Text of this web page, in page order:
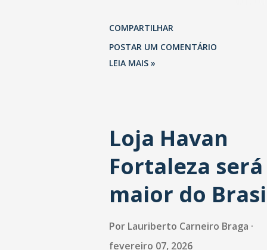
que 69% dos
esperam faturar mais no 1º
período de 2025. Em relação
último trimestre deste ano,
também projetam
do setor é sustentada
COMPARTILHAR
POSTAR UM COMENTÁRIO
LEIA MAIS »
Loja Havan
Fortaleza será
maior do
Por Lauriberto Carneiro Braga
fevereiro 07, 2026